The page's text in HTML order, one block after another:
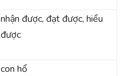
nhận được, đạt được, hiểu
được
con hổ